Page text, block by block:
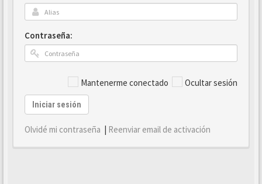
Contraseña:
Mantenerme conectado Ocultar sesión
Iniciar sesión
Olvidé mi contraseña | Reenviar email de activación